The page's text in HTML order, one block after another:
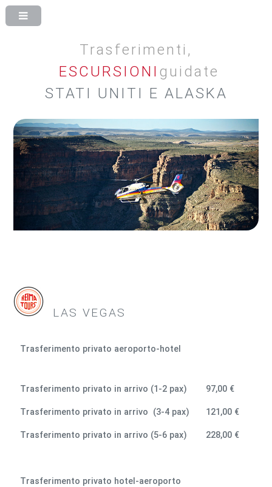
Trasferimenti,
ESCURSIONI Guidate
STATI UNITI E ALASKA
LAS VEGAS
Trasferimento privato aeroporto-hotel
Trasferimento privato in arrivo (1-2 pax) 97,00 €
Trasferimento privato in arrivo (3-4 pax) 121,00 €
Trasferimento privato in arrivo (5-6 pax) 228,00 €
Trasferimento privato hotel-aeroporto